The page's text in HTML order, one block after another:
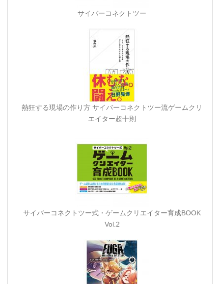
サイバーコネクトツー
熱狂する現場の作り方 サイバーコネクトツー流ゲームクリ
エイター超十則
サイバーコネクトツー式・ゲームクリエイター育成BOOK
Vol.2